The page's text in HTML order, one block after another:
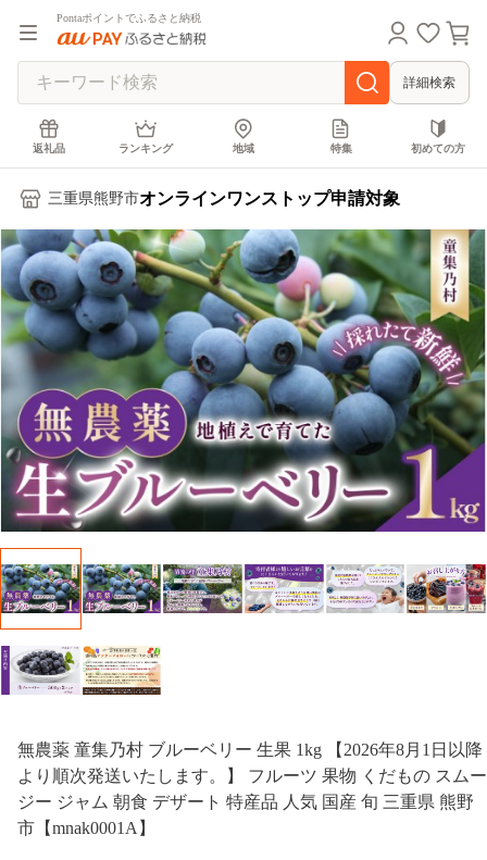
Pontaポイントでふるさと納税
詳細検索
返礼品 ランキング 地域 特集 初めての方
三重県熊野市オンラインワンストップ申請対象
無農薬 童集乃村 ブルーベリー 生果 1kg 【2026年8月1日以降
より順次発送いたします。】 フルーツ 果物 くだもの スムー
ジー ジャム 朝食 デザート 特産品 人気 国産 旬 三重県 熊野
市【mnak0001A】